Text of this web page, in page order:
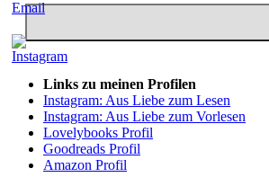
Links zu meinen Profilen
Instagram: Aus Liebe zum Lesen
Instagram: Aus Liebe zum Vorlesen
Lovelybooks Profil
Goodreads Profil
Amazon Profil